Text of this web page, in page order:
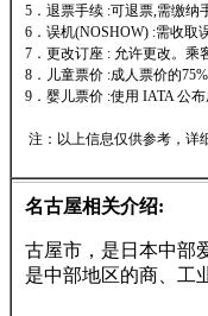
5．退票手续 :可退票,需缴纳
6．误机(NOSHOW) :需收取
7．更改订座 : 允许更改。乘
8．儿童票价 :成人票价的75%
9．婴儿票价 :使用 IATA 公
注：以上信息仅供参考，详
名古屋相关介绍:
古屋市，是日本中部
是中部地区的商、工